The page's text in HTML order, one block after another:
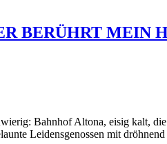
BERÜHRT MEIN
Bahnhof Altona, eisig kalt,
Leidensgenossen mit